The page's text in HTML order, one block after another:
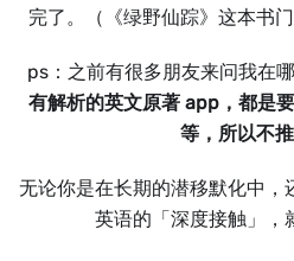
完了。（《绿野仙踪》这本书
ps：之前有很多朋友来问我在
有解析的英文原著 app，都是
等，所以不
无论你是在长期的潜移默化中，
英语的「深度接触」，